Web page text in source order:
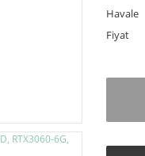
Havale
Fiyat